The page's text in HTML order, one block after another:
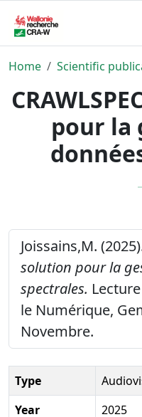
Home Scientific
pour la
Joissains,M.
solution pour la
spectrales.
le Numérique,
Novembre.
Type
Year
2025